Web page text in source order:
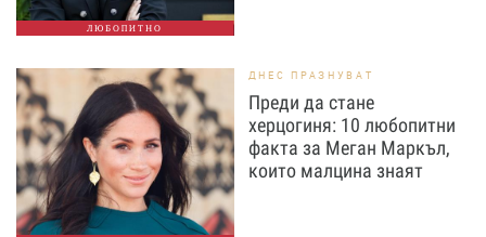
ЛЮБОПИТНО
ДНЕС ПРАЗНУВАТ
Преди да стане
херцогиня: 10 любопитни
факта за Меган Маркъл,
които малцина знаят